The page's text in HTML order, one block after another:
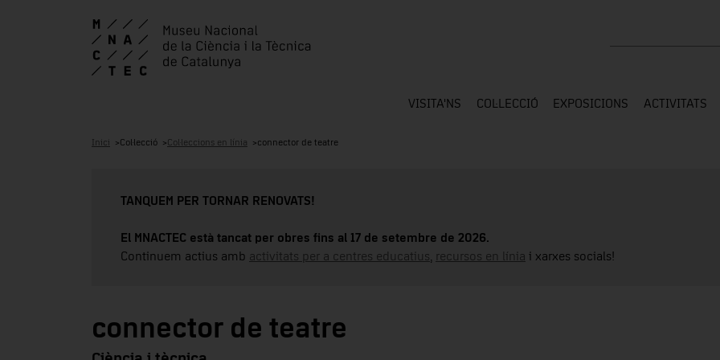
VISITA'NS COL·LECCIÓ EXPOSICIONS ACTIVITATS
Inici Col·lecció Col·leccions en línia connector de teatre
TANQUEM PER TORNAR RENOVATS!
El MNACTEC està tancat per obres fins al 17 de setembre de 2026.
Continuem actius amb activitats per a centres educatius recursos en línia i xarxes socials!
connector de teatre